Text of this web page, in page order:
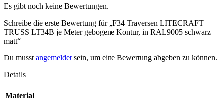
Es gibt noch keine Bewertungen.
Schreibe die erste Bewertung für „F34 Traversen LITECRAFT
TRUSS LT34B je Meter gebogene Kontur, in RAL9005 schwarz
matt“
Du musst angemeldet sein, um eine Bewertung abgeben zu können.
Details
Material